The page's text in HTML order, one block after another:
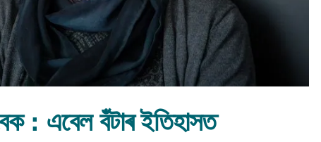
: এবেল বঁটাৰ ইতিহাসত